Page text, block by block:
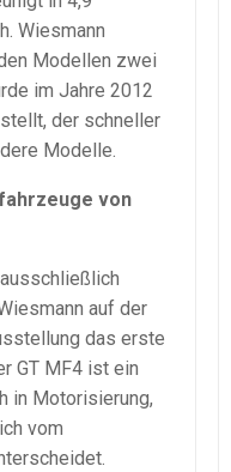
Wiesmann
Modellen zwei
im Jahre 2012
der schneller
Modelle.
von
auf der
das erste
GT MF4 ist ein
in Motorisierung,
vom